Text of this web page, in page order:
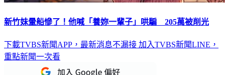
新竹妹暈船慘了！他喊「養妳一輩子」哄騙 205萬被削光
下載TVBS新聞APP，最新消息不漏接 加入TVBS新聞LINE，
重點新聞一次看